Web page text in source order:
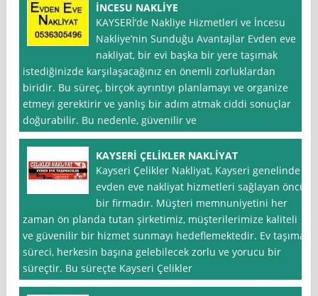
İNCESU NAKLİYE
KAYSERİ’de Nakliye Hizmetleri ve İncesu
Nakliye’nin Sunduğu Avantajlar Evden eve
nakliyat, bir evi başka bir yere taşımak
istediğinizde karşılaşacağınız en önemli zorluklardan
biridir. Bu süreç, birçok ayrıntıyı planlamayı ve organize
etmeyi gerektirir ve yanlış bir adım atmak ciddi sonuçlar
doğurabilir. Bu nedenle, güvenilir ve
KAYSERİ ÇELİKLER NAKLİYAT
Kayseri Çelikler Nakliyat, Kayseri genelinde
evden eve nakliyat hizmetleri sağlayan öncü
bir firmadır. Müşteri memnuniyetini her
zaman ön planda tutan şirketimiz, müşterilerimize kaliteli
ve güvenilir bir hizmet sunmayı hedeflemektedir. Ev taşıma
süreci, herkesin başına gelebilecek zorlu ve yorucu bir
süreçtir. Bu süreçte Kayseri Çelikler